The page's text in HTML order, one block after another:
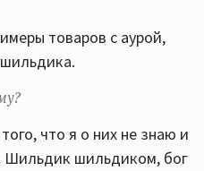
товаров с аурой,
что я о них не знаю и
Шильдик шильдиком, бог